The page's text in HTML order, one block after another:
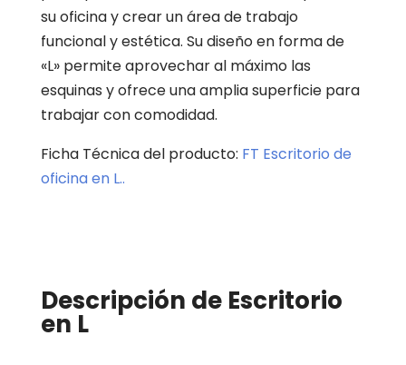
su oficina y crear un área de trabajo
funcional y estética. Su diseño en forma de
«L» permite aprovechar al máximo las
esquinas y ofrece una amplia superficie para
trabajar con comodidad.
Ficha Técnica del producto: FT Escritorio de
oficina en L..
Descripción de Escritorio
en L